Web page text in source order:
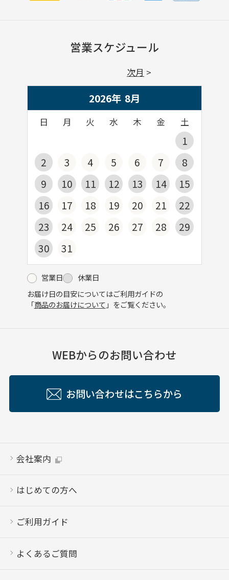
営業スケジュール
2026年 8月
日 月 火 水 木 金 土
1
2
3 4 5 6 7
8
9
10 11 12 13 14
15
16
17 18 19 20 21
22
23
24 25 26 27 28
29
30
31
次月
営業日
休業日
お届け日の目安についてはご利用ガイドの
「商品のお届けについて 」をご覧ください。
WEBからのお問い合わせ
お問い合わせはこちらから
会社案内
はじめての方へ
ご利用ガイド
よくあるご質問